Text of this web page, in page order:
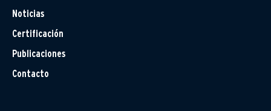
Noticias
Certificación
Publicaciones
Contacto